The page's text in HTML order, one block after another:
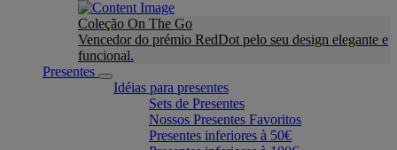
Coleção On The Go
Vencedor do prémio RedDot pelo seu design elegante e
funcional.
Presentes
Idéias para presentes
Sets de Presentes
Nossos Presentes Favoritos
Presentes inferiores à 50€